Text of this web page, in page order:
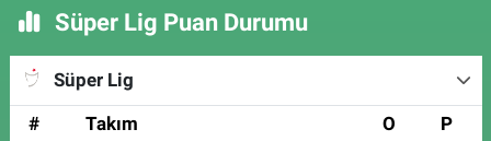
Süper Lig Puan Durumu
Süper Lig
#
Takım O P